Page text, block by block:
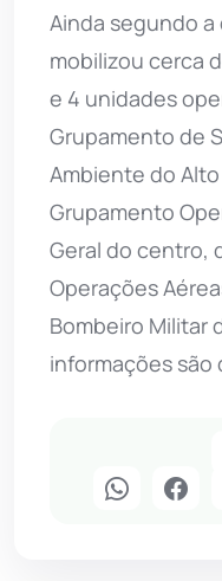
Ainda segundo
mobilizou cerca
e 4 unidades
Grupamento de
Ambiente do
Grupamento
Geral do centro,
Operações
Bombeiro Militar
informações são